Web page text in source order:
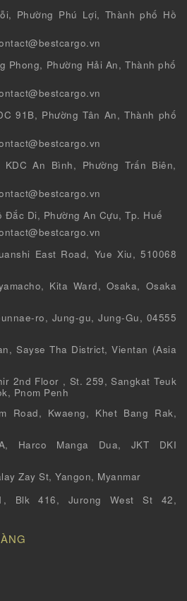
Phường Phú Lợi, Thành phố Hồ
Phong, Phường Hải An, Thành phố
91B, Phường Tân An, Thành phố
An Bình, Phường Trấn Biên,
Đắc Di, Phường An Cựu, Tp. Huế
East Road, Yue Xiu, 510068
Kita Ward, Osaka, Osaka
ro, Jung-gu, Jung-Gu, 04555
Sayse Tha District, Vientan (Asia
2nd Floor , St. 259, Sangkat Teuk
Pnom Penh
Road, Kwaeng, Khet Bang Rak,
Harco Manga Dua, JKT DKI
Zay St, Yangon, Myanmar
Blk 416, Jurong West St 42,